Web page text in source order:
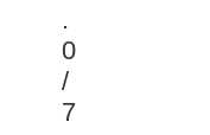
.
0
/
7